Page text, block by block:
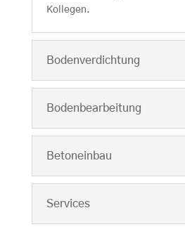
Kollegen.
Bodenverdichtung
Bodenbearbeitung
Betoneinbau
Services